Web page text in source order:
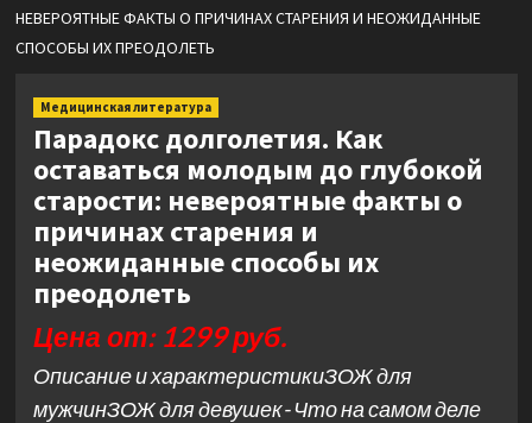
НЕВЕРОЯТНЫЕ ФАКТЫ О ПРИЧИНАХ СТАРЕНИЯ И НЕОЖИДАННЫЕ
СПОСОБЫ ИХ ПРЕОДОЛЕТЬ
Медицинская литература
Парадокс долголетия. Как
оставаться молодым до глубокой
старости: невероятные факты о
причинах старения и
неожиданные способы их
преодолеть
Цена от: 1299 руб.
Описание и характеристикиЗОЖ для
мужчинЗОЖ для девушек- Что на самом деле